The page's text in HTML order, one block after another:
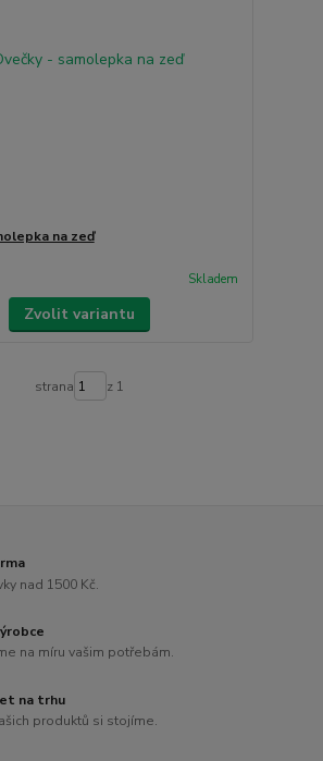
na zeď
Skladem
Zvolit variantu
strana z 1
nad 1500 Kč.
na míru vašim potřebám.
na trhu
produktů si stojíme.